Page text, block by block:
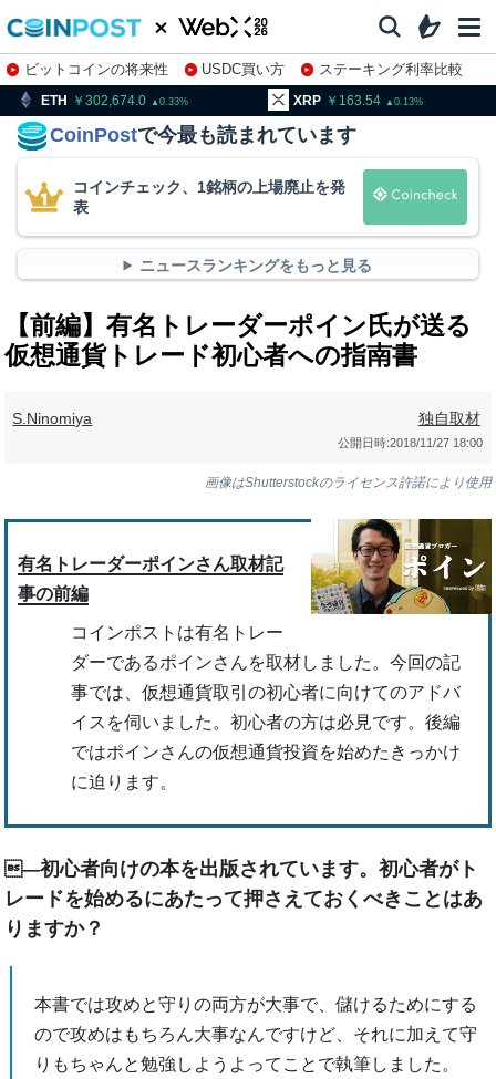
ビットコインの将来性 USDC買い方
ステーキング利率比較
株特集・関連銘柄
0.33 163.54 0.13
CoinPostで今最も読まれています
コインチェック、1銘柄の上場廃止を発
表
ニュースランキングをもっと見る
【前編】有名トレーダーポイン氏が送る
仮想通貨トレード初心者への指南書
S.Ninomiya 独自取材
公開日時:2018/11/27 18:00
画像はShutterstockのライセンス許諾により使用
有名トレーダーポインさん取材記
事の前編
コインポストは有名トレー
ダーであるポインさんを取材しました。今回の記
事では、仮想通貨取引の初心者に向けてのアドバ
イスを伺いました。初心者の方は必見です。後編
ではポインさんの仮想通貨投資を始めたきっかけ
に迫ります。
―初心者向けの本を出版されています。初心者がト
レードを始めるにあたって押さえておくべきことはあ
りますか？
本書では攻めと守りの両方が大事で、儲けるためにする
ので攻めはもちろん大事なんですけど、それに加えて守
りもちゃんと勉強しようよってことで執筆しました。